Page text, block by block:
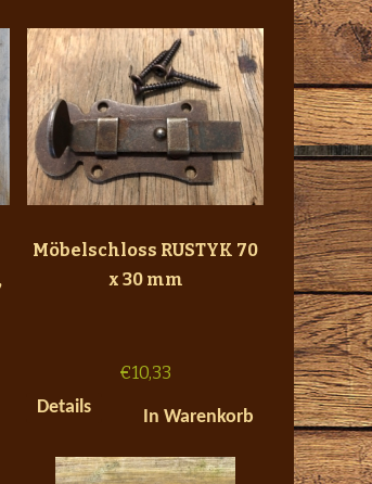
Möbelschloss RUSTYK 70
x 30 mm
€10,33
Details
In Warenkorb